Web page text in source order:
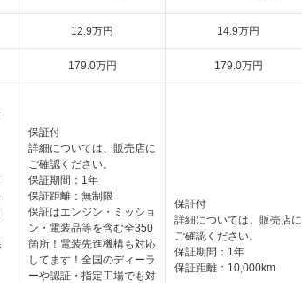
12.9万円 14.9万円
179.0万円 179.0万円
保証付
詳細については、販売店に
ご確認ください。
保証期間：1年
保証距離：無制限
保証はエンジン・ミッショ
ン・電装品等を含む全350
箇所！電装先進機構も対応
してます！全国のディーラ
ーや認証・指定工場でも対
保証付
詳細については、販売店に
ご確認ください。
保証期間：1年
保証距離：10,000km